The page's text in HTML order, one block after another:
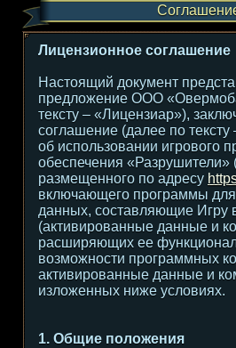
Лицензионное соглашение
Настоящий документ
предложение ООО
тексту – «Лицензиар»),
соглашение (далее по
об использовании игрового
обеспечения «Разрушители»
размещенного по адресу
включающего программы
данных, составляющие Игру
(активированные данные и
расширяющих ее
возможности программных
активированные данные и
изложенных ниже условиях.
1. Общие положения